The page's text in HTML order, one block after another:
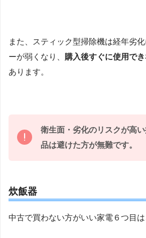
また、スティック型掃除機は経年劣
ーが弱くなり、 購入後すぐに使用で
あります。
衛生面・劣化のリスクが高
品は避けた方が無難です。
炊飯器
中古で買わない方がいい家電６つ目は